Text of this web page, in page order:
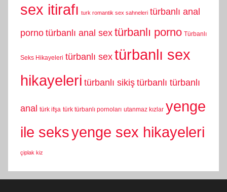
sex itirafı turk romantik sex sahneleri türbanlı anal
porno türbanlı anal sex türbanlı porno Türbanlı
Seks Hikayeleri türbanlı sex türbanlı sex
hikayeleri türbanlı sikiş türbanlı türbanlı
anal türk ifşa türk türbanlı pornoları utanmaz kızlar yenge
ile seksyenge sex hikayeleri
çiplak kiz